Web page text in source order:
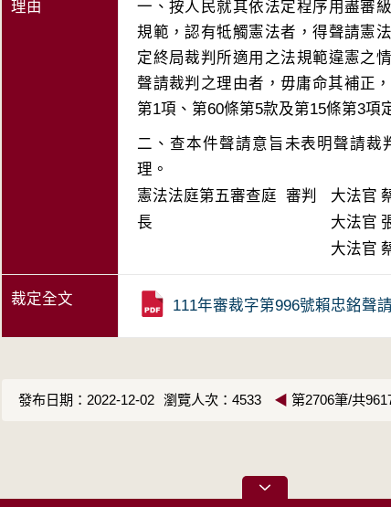
理由
一、按人民就其依法定程序用盡審
規範，認有牴觸憲法者，得聲請憲
定終局裁判所適用之法規範違憲之
聲請裁判之理由者，毋庸命其補正
二、查本件聲請意旨未表明聲請
理。
憲法法庭第五審查庭 審判
長
大法官
大法官
大法官
裁定全文 111年審裁字第996號賴忠銘聲
發布日期：2022-12-02 瀏覽人次：4533 ◀ 第2706筆/共